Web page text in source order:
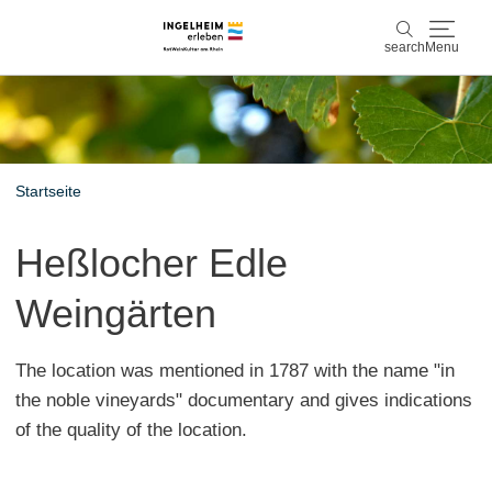
search Menu
search
Discover & experience
AccommodationsBook experiences
Startseite
Heßlocher Edle
Weingärten
The location was mentioned in 1787 with the name "in
the noble vineyards" documentary and gives indications
of the quality of the location.